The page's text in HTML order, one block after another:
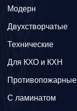
Модерн
Двухстворчатые
Технические
Для КХО и КХН
Противопожарные
С ламинатом